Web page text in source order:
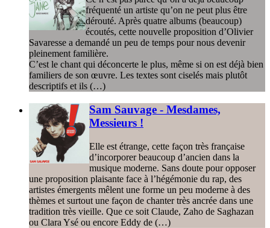
fréquenté un artiste qu’on ne peut plus être
dérouté. Après quatre albums (beaucoup)
écoutés, cette nouvelle proposition d’Olivier
Savaresse a demandé un peu de temps pour nous devenir
pleinement familière.
C’est le chant qui déconcerte le plus, même si on est déjà bien
familiers de son œuvre. Les textes sont ciselés mais plutôt
descriptifs et ils (…)
Sam Sauvage - Mesdames,
Messieurs !
Elle est étrange, cette façon très française
d’incorporer beaucoup d’ancien dans la
musique moderne. Sans doute pour opposer
une proposition plaisante face à l’hégémonie du rap, des
artistes émergents mêlent une forme un peu moderne à des
thèmes et surtout une façon de chanter très ancrée dans une
tradition très vieille. Que ce soit Claude, Zaho de Saghazan
ou Clara Ysé ou encore Eddy de (…)